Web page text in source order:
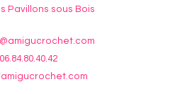
Pavillons sous Bois
06.84.80.40.42